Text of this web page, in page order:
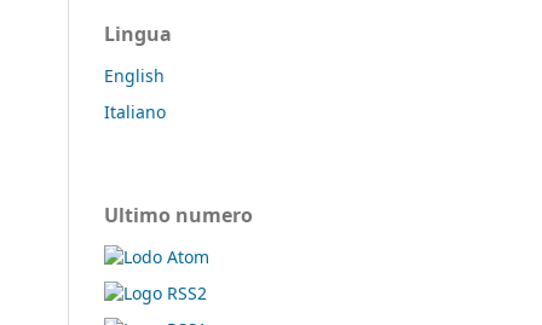
Lingua
English
Italiano
Ultimo numero